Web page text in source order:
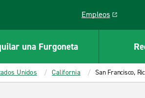
Empleos
Link opens in a
una Furgoneta
Unidos California San Francisco,